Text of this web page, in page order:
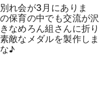
れ会が3月にありま
保育の中でも交流が沢
なめろん組さんに折り
敵なメダルを製作しま
♪